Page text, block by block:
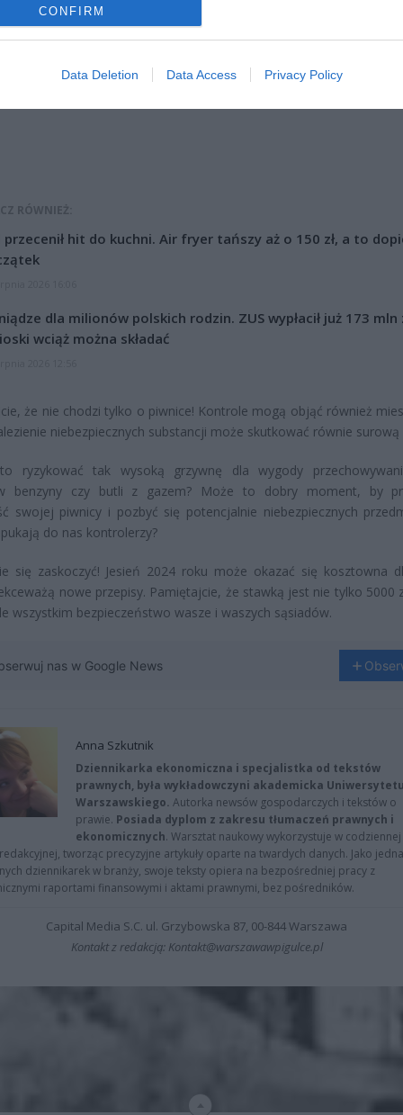
CONFIRM
Data Deletion Data Access Privacy Policy
ad
RÓWNIEŻ:
przecenił hit do kuchni. Air fryer tańszy aż o 150 zł, a to
dla milionów polskich rodzin. ZUS wypłacił już 173 mln
wciąż można składać
że nie chodzi tylko o piwnice! Kontrole mogą objąć również
niebezpiecznych substancji może skutkować równie surową
ryzykować tak wysoką grzywnę dla wygody
benzyny czy butli z gazem? Może to dobry moment, by
swojej piwnicy i pozbyć się potencjalnie niebezpiecznych
do nas kontrolerzy?
się zaskoczyć! Jesień 2024 roku może okazać się kosztowna
nowe przepisy. Pamiętajcie, że stawką jest nie tylko 5000
wszystkim bezpieczeństwo wasze i waszych sąsiadów.
nas w Google News
Anna Szkutnik
Dziennikarka ekonomiczna i specjalistka od tekstów
prawnych, była wykładowczyni akademicka
Warszawskiego. Autorka newsów gospodarczych i tekstów o
prawie. Posiada dyplom z zakresu tłumaczeń prawnych i
ekonomicznych. Warsztat naukowy wykorzystuje w codziennej
tworząc precyzyjne artykuły oparte na twardych danych. Jako
dziennikarek w branży, swoje teksty opiera na bezpośredniej pracy z
raportami finansowymi i aktami prawnymi, bez pośredników.
Capital Media S.C. ul. Grzybowska 87, 00-844 Warszawa
Kontakt z redakcją: Kontakt@warszawawpigulce.pl